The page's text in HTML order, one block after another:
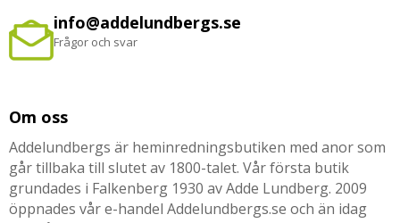
info@addelundbergs.se
Frågor och svar
Om oss
Addelundbergs är heminredningsbutiken med anor som
går tillbaka till slutet av 1800-talet. Vår första butik
grundades i Falkenberg 1930 av Adde Lundberg. 2009
öppnades vår e-handel Addelundbergs.se och än idag